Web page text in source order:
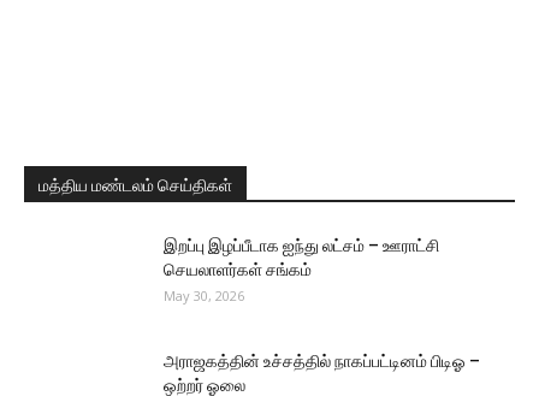
மத்திய மண்டலம் செய்திகள்
இறப்பு இழப்பீடாக ஐந்து லட்சம் – ஊராட்சி
செயலாளர்கள் சங்கம்
May 30, 2026
அராஜகத்தின் உச்சத்தில் நாகப்பட்டினம் பிடிஓ –
ஒற்றர் ஓலை